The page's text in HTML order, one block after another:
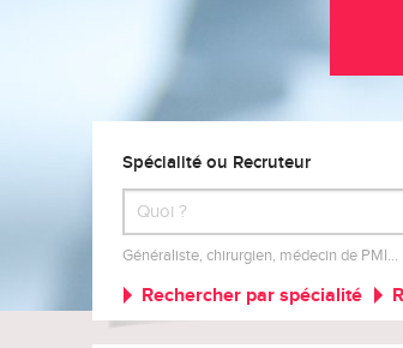
Spécialité ou Recruteur
Généraliste, chirurgien, médecin de PMI…
Rechercher par spécialité